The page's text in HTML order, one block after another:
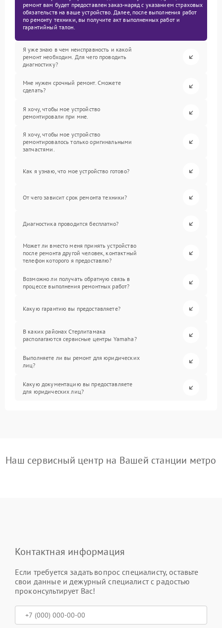
ремонт вам будет предоставлен заказ-наряд с указанием страховых
обязательств на ваше устройство. Далее, после выполнения работ
по ремонту техники, вы получите акт выполненных работ и
гарантийный талон.
Я уже знаю в чем неисправность и какой
ремонт необходим. Для чего проводить
диагностику?
Мне нужен срочный ремонт. Сможете
сделать?
Я хочу, чтобы мое устройство
ремонтировали при мне.
Я хочу, чтобы мое устройство
ремонтировалось только оригинальными
запчастями.
Как я узнаю, что мое устройство готово?
От чего зависит срок ремонта техники?
Диагностика проводится бесплатно?
Может ли вместо меня принять устройство
после ремонта другой человек, контактный
телефон которого я предоставлю?
Возможно ли получать обратную связь в
процессе выполнения ремонтных работ?
Какую гарантию вы предоставляете?
В каких районах Стерлитамака
располагаются сервисные центры Yamaha?
Выполняете ли вы ремонт для юридических
лиц?
Какую документацию вы предоставляете
для юридических лиц?
Наш сервисный центр на Вашей станции метро
Контактная информация
Если требуется задать вопрос специалисту, оставьте
свои данные и дежурный специалист с радостью
проконсультирует Вас!